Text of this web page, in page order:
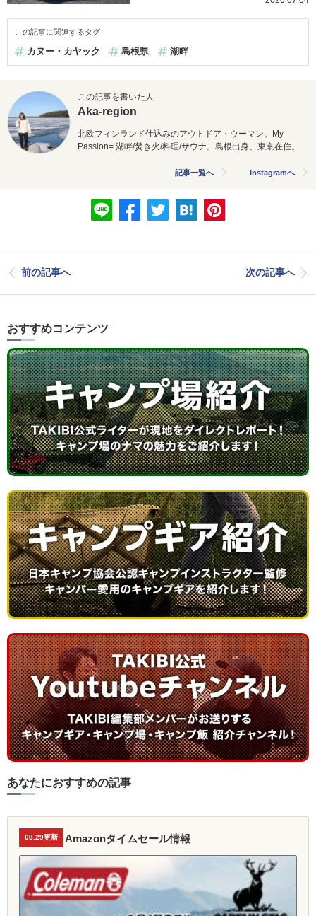
この記事に関連するタグ
カヌー・カヤック 島根県 湖畔
この記事を書いた人
Aka-region
北欧フィンランド仕込みのアウトドア・ウーマン。My
Passion= 湖畔/焚き火/料理/サウナ。島根出身、東京在住。
記事一覧へ Instagramへ
前の記事へ 次の記事へ
おすすめコンテンツ
あなたにおすすめの記事
08.29更新 Amazonタイムセール情報